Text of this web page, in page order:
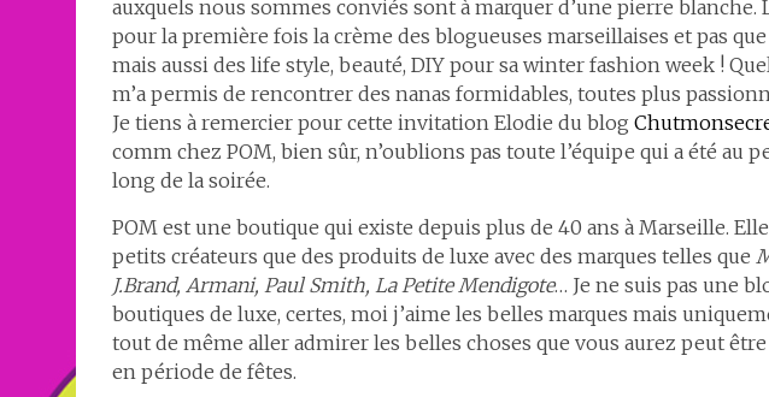
auxquels nous sommes conviés sont à marquer d’une pierre blanche.
pour la première fois la crème des blogueuses marseillaises et pas
mais aussi des life style, beauté, DIY pour sa winter fashion week !
m’a permis de rencontrer des nanas formidables, toutes plus
Je tiens à remercier pour cette invitation Elodie du blog
comm chez POM, bien sûr, n’oublions pas toute l’équipe qui a été au
long de la soirée.
POM est une boutique qui existe depuis plus de 40 ans à Marseille.
petits créateurs que des produits de luxe avec des marques telles que
J.Brand, Armani, Paul Smith, La Petite Mendigote… Je ne suis pas une
boutiques de luxe, certes, moi j’aime les belles marques mais
tout de même aller admirer les belles choses que vous aurez peut
en période de fêtes.